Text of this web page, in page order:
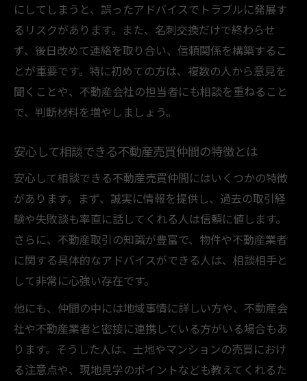
不動産売買人脈を築くための交流会活用術
安心できる不動産売買仲間の見つけ方ガイ
ド
不動産売買で信頼人脈を増やす実践テクニ
ック
メリット
不動産売買仲間と上手に連携する方法とは
困った時に頼れる不動産売買仲間の探し方
不動産売買で困った時に相談できる仲間の
特徴
不動産売買仲間をSNSや口コミで探す方法
安心できる不動産売買仲間を紹介してもら
うコツ
信頼できる不動産売買仲間の見極め方と注
意点
不動産売買の悩みを相談できる場の選び方
にしてしまうと、誤ったアドバイスでトラブルに発展す
るリスクがあります。また、名刺交換だけで終わらせ
ず、後日改めて連絡を取り合い、信頼関係を構築するこ
とが重要です。特に初めての方は、複数の人から意見を
聞くことや、不動産会社の担当者にも相談を重ねること
で、判断材料を増やしましょう。
安心して相談できる不動産売買仲間の特徴とは
安心して相談できる不動産売買仲間にはいくつかの特徴
があります。まず、誠実に情報を提供し、過去の取引経
験や失敗談も率直に話してくれる人は信頼に値します。
さらに、不動産取引の知識が豊富で、物件や不動産業者
に関する具体的なアドバイスができる人は、相談相手と
して非常に心強い存在です。
他にも、仲間の中には地域事情に詳しい方や、不動産会
社や不動産業者と密接に連携している方がいる場合もあ
ります。そうした人は、土地やマンションの売買におけ
る注意点や、現地見学のポイントなども教えてくれるた